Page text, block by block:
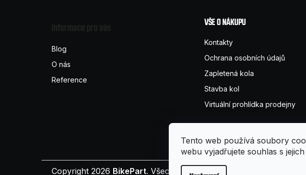
Tento web používá soubory
webu vyjadřujete souhlas s
Blog
O nás
Reference
VŠE O NÁKUPU
Kontakty
Ochrana osobních údajů
Zapletená kola
Stavba kol
Virtuální prohlídka prodejny
Copyright 2026 BikePart. Všechna práva vyhrazena.